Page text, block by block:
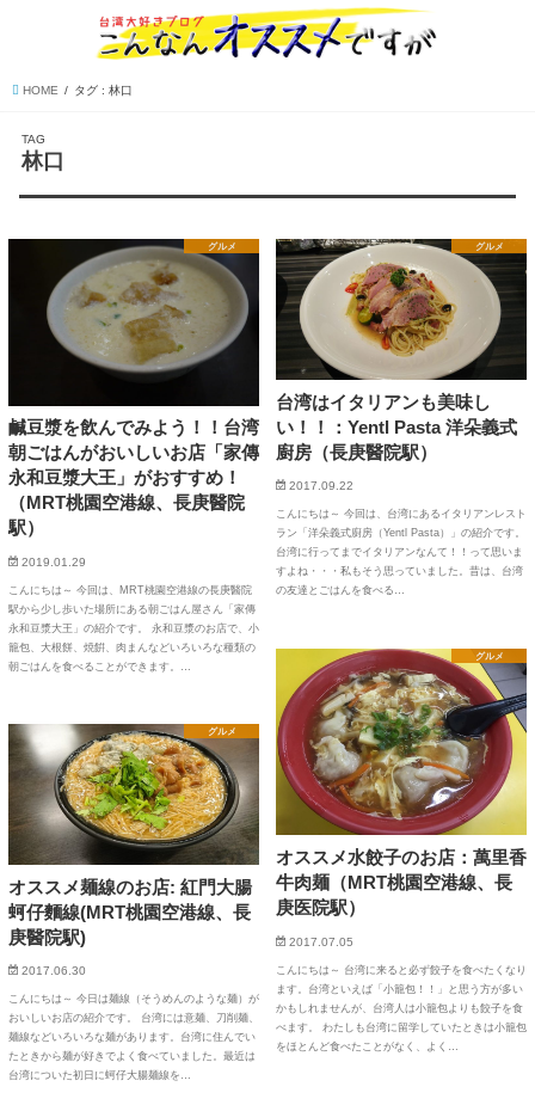
HOME タグ : 林口
TAG
林口
グルメ
鹹豆漿を飲んでみよう！！台湾
朝ごはんがおいしいお店「家傳
永和豆漿大王」がおすすめ！
（MRT桃園空港線、長庚醫院
駅）
2019.01.29
こんにちは～ 今回は、MRT桃園空港線の長庚醫院
駅から少し歩いた場所にある朝ごはん屋さん「家傳
永和豆漿大王」の紹介です。 永和豆漿のお店で、小
籠包、大根餅、焼餠、肉まんなどいろいろな種類の
朝ごはんを食べることができます。…
グルメ
台湾はイタリアンも美味し
い！！：Yentl Pasta 洋朵義式
廚房（長庚醫院駅）
2017.09.22
こんにちは～ 今回は、台湾にあるイタリアンレスト
ラン「洋朵義式廚房（Yentl Pasta）」の紹介です。
台湾に行ってまでイタリアンなんて！！って思いま
すよね・・・私もそう思っていました。昔は、台湾
の友達とごはんを食べる…
グルメ
オススメ水餃子のお店：萬里香
牛肉麺（MRT桃園空港線、長
庚医院駅）
2017.07.05
こんにちは～ 台湾に来ると必ず餃子を食べたくなり
ます。台湾といえば「小籠包！！」と思う方が多い
かもしれませんが、台湾人は小籠包よりも餃子を食
べます。 わたしも台湾に留学していたときは小籠包
をほとんど食べたことがなく、よく…
グルメ
オススメ麺線のお店: 紅門大腸
蚵仔麵線(MRT桃園空港線、長
庚醫院駅)
2017.06.30
こんにちは～ 今日は麺線（そうめんのような麺）が
おいしいお店の紹介です。 台湾には意麺、刀削麺、
麺線などいろいろな麺があります。台湾に住んでい
たときから麺が好きでよく食べていました。最近は
台湾についた初日に蚵仔大腸麺線を…